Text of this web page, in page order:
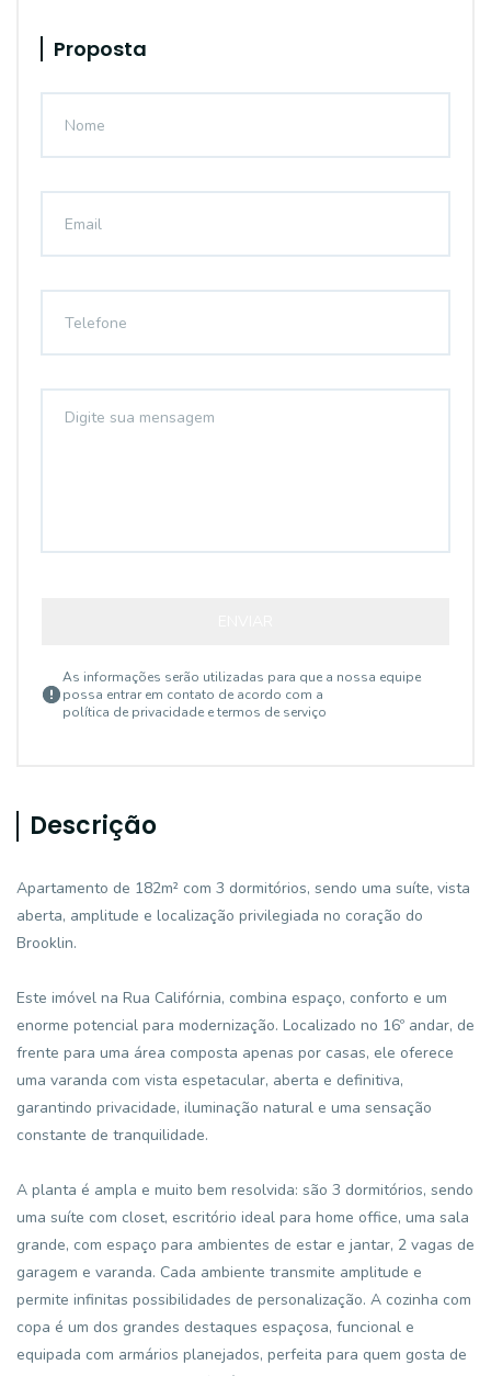
Proposta
As informações serão utilizadas para que a nossa equipe
possa entrar em contato de acordo com a
política de privacidade e termos de serviço
Descrição
Apartamento de 182m² com 3 dormitórios, sendo uma suíte, vista
aberta, amplitude e localização privilegiada no coração do
Brooklin.
Este imóvel na Rua Califórnia, combina espaço, conforto e um
enorme potencial para modernização. Localizado no 16º andar, de
frente para uma área composta apenas por casas, ele oferece
uma varanda com vista espetacular, aberta e definitiva,
garantindo privacidade, iluminação natural e uma sensação
constante de tranquilidade.
A planta é ampla e muito bem resolvida: são 3 dormitórios, sendo
uma suíte com closet, escritório ideal para home office, uma sala
grande, com espaço para ambientes de estar e jantar, 2 vagas de
garagem e varanda. Cada ambiente transmite amplitude e
permite infinitas possibilidades de personalização. A cozinha com
copa é um dos grandes destaques espaçosa, funcional e
equipada com armários planejados, perfeita para quem gosta de